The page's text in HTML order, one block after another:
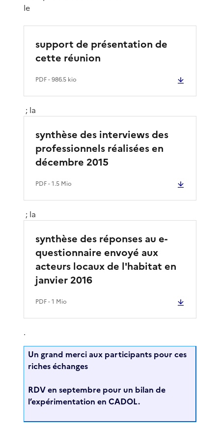
le
support de présentation de
cette réunion
PDF- 986.5 kio
; la
synthèse des interviews des
professionnels réalisées en
décembre 2015
PDF- 1.5 Mio
; la
synthèse des réponses au e-
questionnaire envoyé aux
acteurs locaux de l'habitat en
janvier 2016
PDF- 1 Mio
.
Un grand merci aux participants pour ces
riches échanges
RDV en septembre pour un bilan de
l’expérimentation en CADOL.